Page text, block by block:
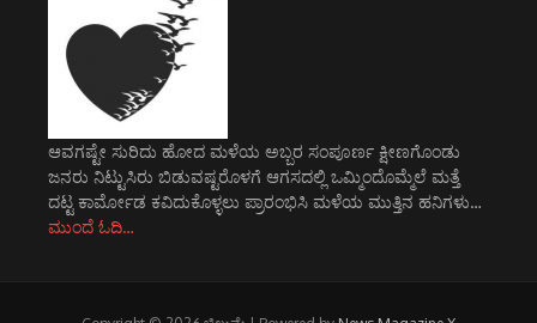
ಆವಗಷ್ಟೇ ಸುರಿದು ಹೋದ ಮಳೆಯ ಅಬ್ಬರ ಸಂಪೂರ್ಣ ಕ್ಷೀಣಗೊಂಡು
ಜನರು ನಿಟ್ಟುಸಿರು ಬಿಡುವಷ್ಟರೊಳಗೆ ಆಗಸದಲ್ಲಿ ಒಮ್ಮಿಂದೊಮ್ಮೆಲೆ ಮತ್ತೆ
ದಟ್ಟ ಕಾರ್ಮೋಡ ಕವಿದುಕೊಳ್ಳಲು ಪ್ರಾರಂಭಿಸಿ ಮಳೆಯ ಮುತ್ತಿನ ಹನಿಗಳು…
ಮುಂದೆ ಓದಿ…